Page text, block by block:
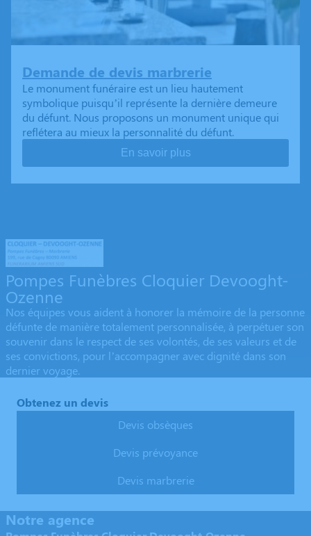
Demande de devis marbrerie
Le monument funéraire est un lieu hautement
symbolique puisqu’il représente la dernière demeure
du défunt. Nous proposons un monument unique qui
reflétera au mieux la personnalité du défunt.
En savoir plus
Pompes Funèbres Cloquier Devooght-
Ozenne
Nos équipes vous aident à honorer la mémoire de la personne
défunte de manière totalement personnalisée, à perpétuer son
souvenir dans le respect de ses volontés, de ses valeurs et de
ses convictions, pour l’accompagner avec dignité dans son
dernier voyage.
Obtenez un devis
Devis obsèques
Devis prévoyance
Devis marbrerie
Notre agence